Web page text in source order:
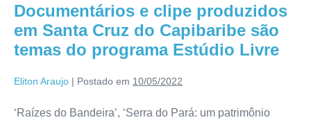
Documentários e clipe produzidos
em Santa Cruz do Capibaribe são
temas do programa Estúdio Livre
Eliton Araujo | Postado em 10/05/2022
‘Raízes do Bandeira’, ‘Serra do Pará: um patrimônio